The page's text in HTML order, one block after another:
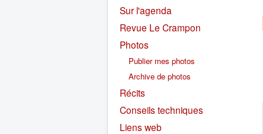
Sur l'agenda
Revue Le Crampon
Photos
Publier mes photos
Archive de photos
Récits
Conseils techniques
Liens web